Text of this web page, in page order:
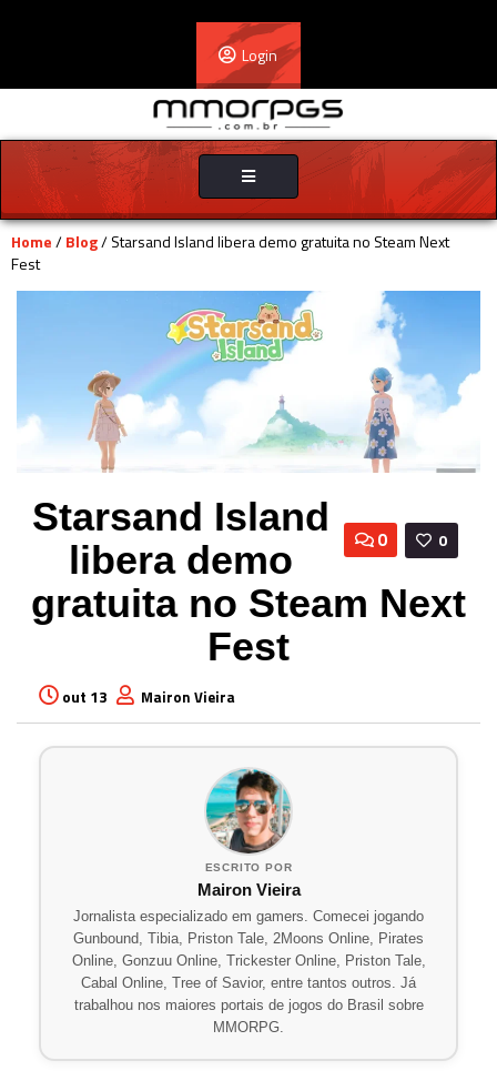
Login
Toggle
navigation
Home/Blog/ Starsand Island libera demo gratuita no Steam Next
Fest
0
0
Starsand Island
libera demo
gratuita no Steam Next
Fest
out 13 Mairon Vieira
ESCRITO POR
Mairon Vieira
Jornalista especializado em gamers. Comecei jogando
Gunbound, Tibia, Priston Tale, 2Moons Online, Pirates
Online, Gonzuu Online, Trickester Online, Priston Tale,
Cabal Online, Tree of Savior, entre tantos outros. Já
trabalhou nos maiores portais de jogos do Brasil sobre
MMORPG.